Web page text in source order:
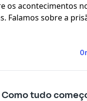
os acontecimentos
Falamos sobre a
A falta de
Web Services, apoia
tudo